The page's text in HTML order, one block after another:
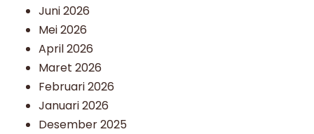
Juni 2026
Mei 2026
April 2026
Maret 2026
Februari 2026
Januari 2026
Desember 2025